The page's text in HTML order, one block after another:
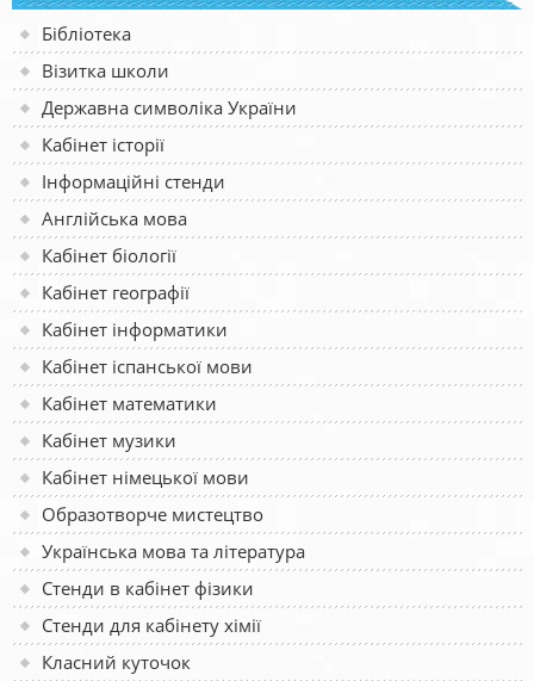
Бібліотека
Візитка школи
Державна символіка України
Кабінет історії
Інформаційні стенди
Англійська мова
Кабінет біології
Кабінет географії
Кабінет інформатики
Кабінет іспанської мови
Кабінет математики
Кабінет музики
Кабінет німецької мови
Образотворче мистецтво
Українська мова та література
Стенди в кабінет фізики
Стенди для кабінету хімії
Класний куточок